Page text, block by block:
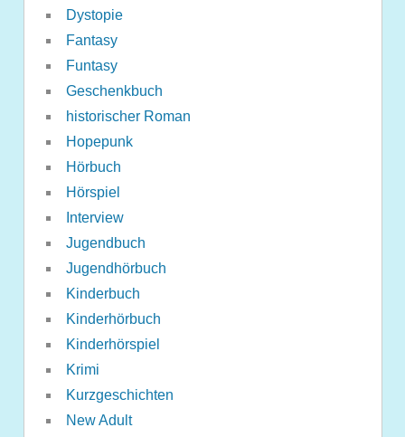
Dystopie
Fantasy
Funtasy
Geschenkbuch
historischer Roman
Hopepunk
Hörbuch
Hörspiel
Interview
Jugendbuch
Jugendhörbuch
Kinderbuch
Kinderhörbuch
Kinderhörspiel
Krimi
Kurzgeschichten
New Adult